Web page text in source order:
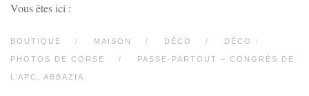
Vous êtes ici :
BOUTIQUE MAISON DÉCO DÉCO :
PHOTOS DE CORSE PASSE-PARTOUT – CONGRÈS DE
L’APC, ABBAZIA.